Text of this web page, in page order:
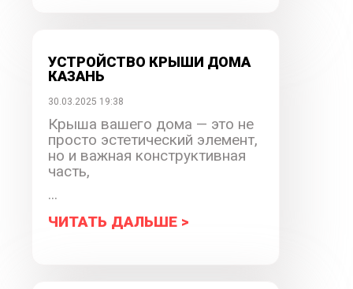
УСТРОЙСТВО КРЫШИ ДОМА
КАЗАНЬ
30.03.2025 19:38
Крыша вашего дома — это не
просто эстетический элемент,
но и важная конструктивная
часть,
...
ЧИТАТЬ ДАЛЬШЕ >